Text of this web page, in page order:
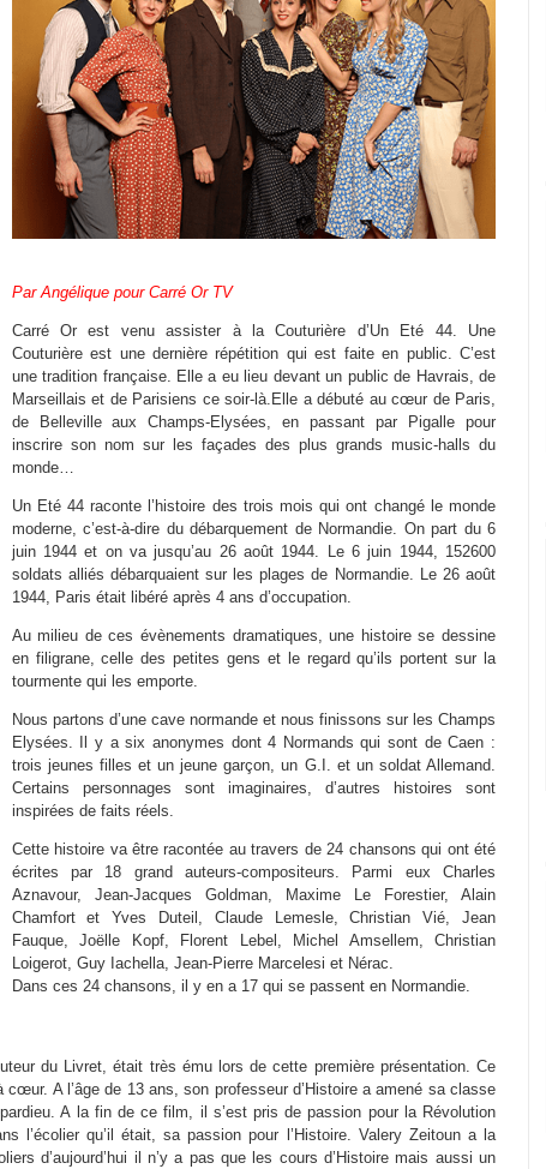
Par Angélique pour Carré Or TV
Carré Or est venu assister à la Couturière d’Un Eté 44. Une
Couturière est une dernière répétition qui est faite en public. C’est
une tradition française. Elle a eu lieu devant un public de Havrais, de
Marseillais et de Parisiens ce soir-là.Elle a débuté au cœur de Paris,
de Belleville aux Champs-Elysées, en passant par Pigalle pour
inscrire son nom sur les façades des plus grands music-halls du
monde…
Un Eté 44 raconte l’histoire des trois mois qui ont changé le monde
moderne, c’est-à-dire du débarquement de Normandie. On part du 6
juin 1944 et on va jusqu’au 26 août 1944. Le 6 juin 1944, 152600
soldats alliés débarquaient sur les plages de Normandie. Le 26 août
1944, Paris était libéré après 4 ans d’occupation.
Au milieu de ces évènements dramatiques, une histoire se dessine
en filigrane, celle des petites gens et le regard qu’ils portent sur la
tourmente qui les emporte.
Nous partons d’une cave normande et nous finissons sur les Champs
Elysées. Il y a six anonymes dont 4 Normands qui sont de Caen :
trois jeunes filles et un jeune garçon, un G.I. et un soldat Allemand.
Certains personnages sont imaginaires, d’autres histoires sont
inspirées de faits réels.
Cette histoire va être racontée au travers de 24 chansons qui ont été
écrites par 18 grand auteurs-compositeurs. Parmi eux Charles
Aznavour, Jean-Jacques Goldman, Maxime Le Forestier, Alain
Chamfort et Yves Duteil, Claude Lemesle, Christian Vié, Jean
Fauque, Joëlle Kopf, Florent Lebel, Michel Amsellem, Christian
Loigerot, Guy Iachella, Jean-Pierre Marcelesi et Nérac.
Dans ces 24 chansons, il y en a 17 qui se passent en Normandie.
du Livret, était très ému lors de cette première présentation. Ce
A l’âge de 13 ans, son professeur d’Histoire a amené sa classe
A la fin de ce film, il s’est pris de passion pour la Révolution
l’écolier qu’il était, sa passion pour l’Histoire. Valery Zeitoun a la
d’aujourd’hui il n’y a pas que les cours d’Histoire mais aussi un